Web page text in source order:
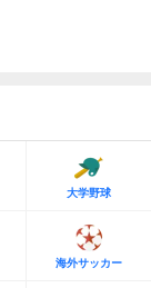
大学野球
海外サッカー